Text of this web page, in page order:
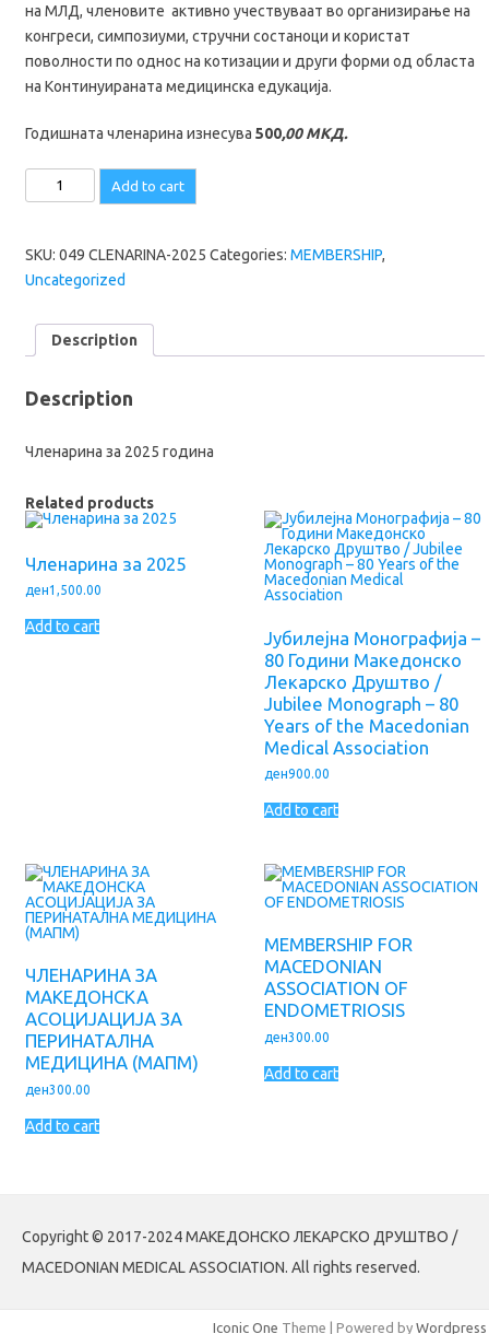
на МЛД, членовите активно учествуваат во организирање на
конгреси, симпозиуми, стручни состаноци и користат
поволности по однос на котизации и други форми од областа
на Континуираната медицинска едукација.
Годишната членарина изнесува 500,00 МКД.
ЧЛЕНАРИНА
ЗА
НА
ПНЕВМОФТИЗИОЛОЗИТЕ
РЕПУБЛИКА
МАКЕДОНИЈА
Add to cart
SKU: 049 CLENARINA-2025 Categories: MEMBERSHIP,
Uncategorized
Description
Description
Членарина за 2025 година
Related products
Членарина за 2025
ден1,500.00
Add to cart
Јубилејна Монографија –
80 Години Македонско
Лекарско Друштво /
Jubilee Monograph – 80
Years of the Macedonian
Medical Association
ден900.00
Add to cart
ЧЛЕНАРИНА ЗА
МАКЕДОНСКА
АСОЦИЈАЦИЈА ЗА
ПЕРИНАТАЛНА
МЕДИЦИНА (МАПМ)
ден300.00
Add to cart
MEMBERSHIP FOR
MACEDONIAN
ASSOCIATION OF
ENDOMETRIOSIS
ден300.00
Add to cart
Copyright © 2017-2024 МАКЕДОНСКО ЛЕКАРСКО ДРУШТВО /
MACEDONIAN MEDICAL ASSOCIATION. All rights reserved.
Iconic One Theme | Powered by Wordpress